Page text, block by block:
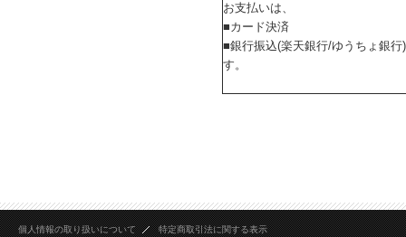
お支払いは、
■カード決済
■銀行振込(楽天銀行/ゆうちょ銀
す。
個人情報の取り扱いについて 特定商取引法に関する表示